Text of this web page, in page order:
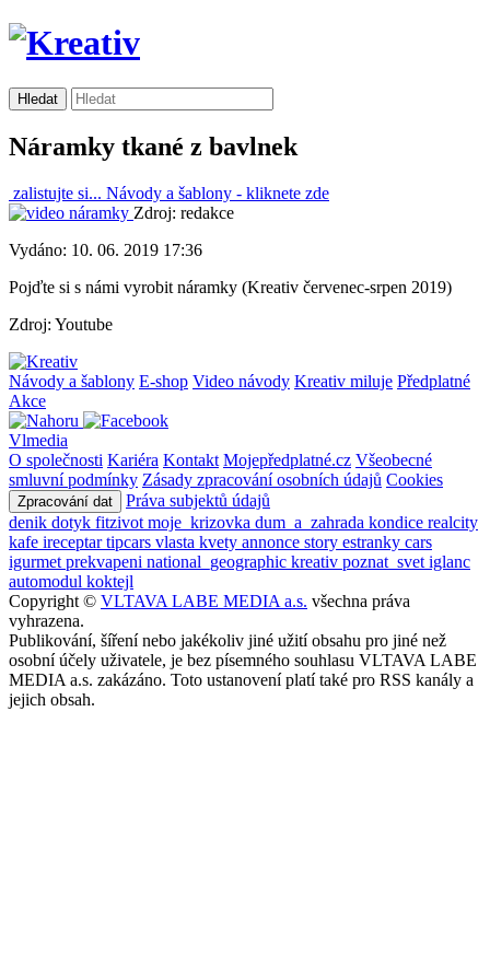
Náramky tkané z bavlnek
zalistujte si... Návody a šablony - kliknete zde
Zdroj: redakce
Vydáno: 10. 06. 2019 17:36
Pojďte si s námi vyrobit náramky (Kreativ červenec-srpen 2019)
Zdroj: Youtube
Návody a šablony E-shop Video návody Kreativ miluje Předplatné
Akce
Vlmedia
O společnosti Kariéra Kontakt Mojepředplatné.cz Všeobecné
smluvní podmínky Zásady zpracování osobních údajů Cookies
Zpracování dat
Práva subjektů údajů
denik dotyk fitzivot moje_krizovka dum_a_zahrada kondice realcity
kafe ireceptartipcars vlasta kvety annonce story estranky cars
igurmet prekvapeni national_geographic kreativ poznat_svet iglanc
automodul koktejl
Copyright © VLTAVA LABE MEDIA a.s. všechna práva
vyhrazena.
Publikování, šíření nebo jakékoliv jiné užití obsahu pro jiné než
osobní účely uživatele, je bez písemného souhlasu VLTAVA LABE
MEDIA a.s. zakázáno. Toto ustanovení platí také pro RSS kanály a
jejich obsah.